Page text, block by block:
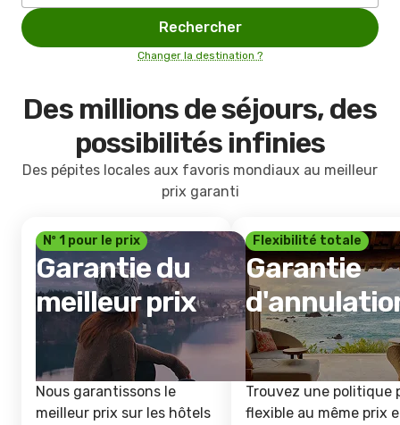
Rechercher
Changer la destination ?
Des millions de séjours, des
possibilités infinies
Des pépites locales aux favoris mondiaux au meilleur
prix garanti
Nº 1 pour le prix
Garantie du
meilleur prix
Nous garantissons le
meilleur prix sur les hôtels
Flexibilité totale
Garantie
Trouvez une politique
flexible au même prix